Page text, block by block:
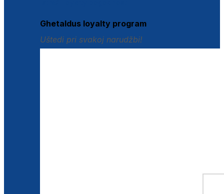
Ghetaldus loyalty program
Uštedi pri svakoj narudžbi!